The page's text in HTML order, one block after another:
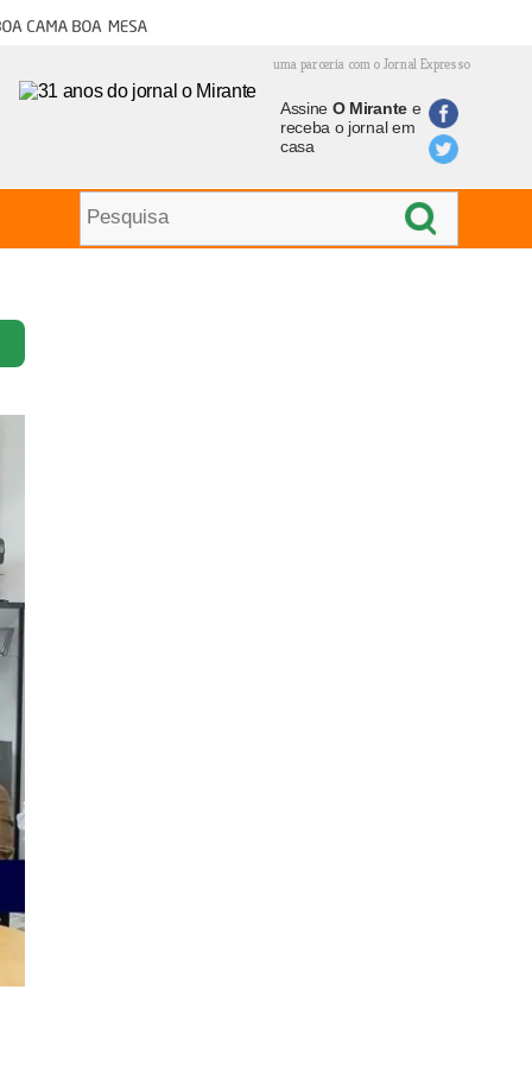
cama boa mesa
uma parceria com o Jornal Expresso
Assine O Mirantee
receba o jornal em
casa